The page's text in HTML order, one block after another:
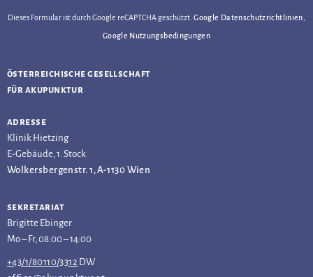
Dieses Formular ist durch Google reCAPTCHA geschützt.Google Datenschutzrichtlinien
Google Nutzungsbedingungen
österreichische gesellschaft
für akupunktur
adresse
Klinik Hietzing
E-Gebäude, 1. Stock
Wolkersbergenstr. 1, A-1130 Wien
sekretariat
Brigitte Ebinger
Mo – Fr, 08:00 – 14:00
+43/1/80110/3312 DW